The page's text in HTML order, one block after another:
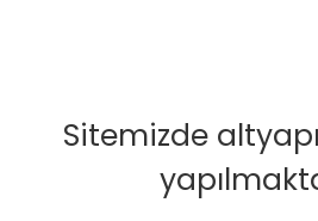
Sitemizde